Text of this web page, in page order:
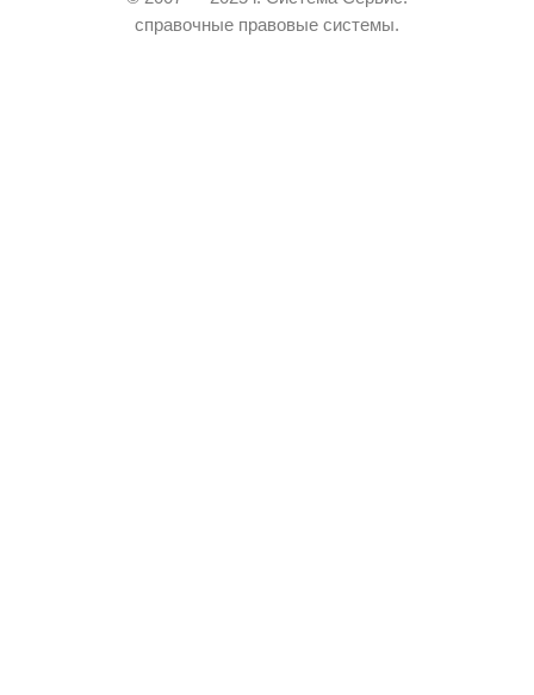
справочные правовые системы.